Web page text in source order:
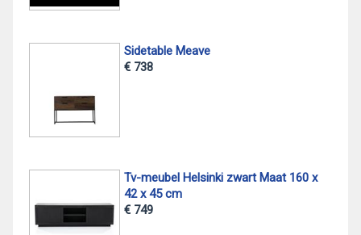
Sidetable Meave
€ 738
Tv-meubel Helsinki zwart Maat 160 x
42 x 45 cm
€ 749